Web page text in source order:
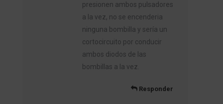
presionen ambos pulsadores
a la vez, no se encenderia
ninguna bombilla y sería un
cortocircuito por conducir
ambos diodos de las
bombillas a la vez.
Responder